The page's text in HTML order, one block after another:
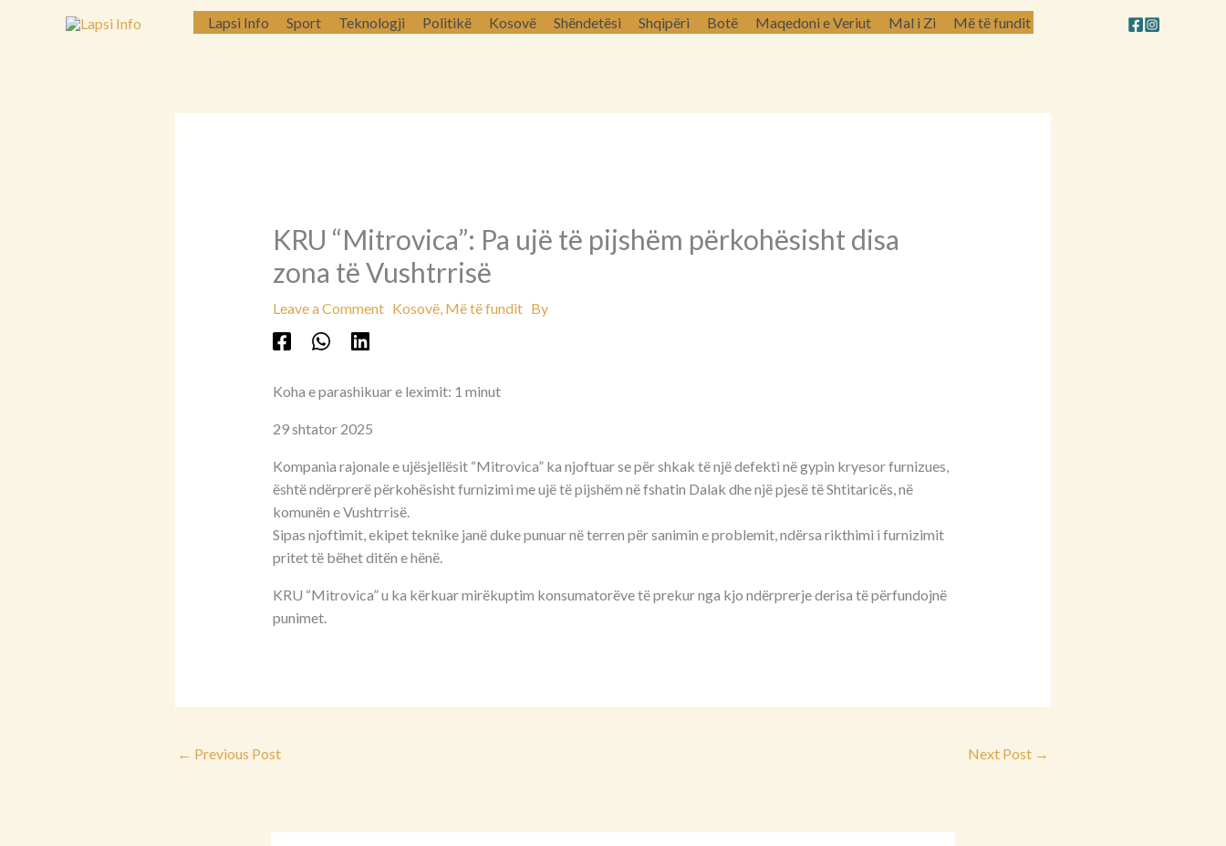
Lapsi Info Sport Teknologji Politikë Kosovë Shëndetësi Shqipëri Botë Maqedoni e Veriut Mal i Zi Më të fundit
KRU “Mitrovica”: Pa ujë të pijshëm përkohësisht disa
zona të Vushtrrisë
Leave a Comment Kosovë, Më të funditBy
Koha e parashikuar e leximit: 1 minut
29 shtator 2025
Kompania rajonale e ujësjellësit “Mitrovica” ka njoftuar se për shkak të një defekti në gypin kryesor furnizues,
është ndërprerë përkohësisht furnizimi me ujë të pijshëm në fshatin Dalak dhe një pjesë të Shtitaricës, në
komunën e Vushtrrisë.
Sipas njoftimit, ekipet teknike janë duke punuar në terren për sanimin e problemit, ndërsa rikthimi i furnizimit
pritet të bëhet ditën e hënë.
KRU “Mitrovica” u ka kërkuar mirëkuptim konsumatorëve të prekur nga kjo ndërprerje derisa të përfundojnë
punimet.
← Previous Post Next Post →